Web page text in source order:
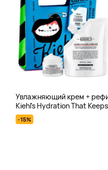
Увлажняющий крем +
Kiehl's Hydration That
Giving
-15%